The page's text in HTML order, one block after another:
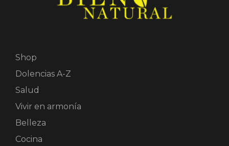
Shop
Dolencias A-Z
Salud
Vivir en armonía
Belleza
Cocina